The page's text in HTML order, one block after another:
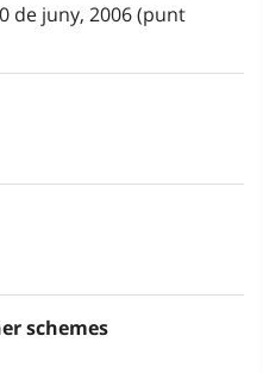
de juny, 2006 (punt
schemes